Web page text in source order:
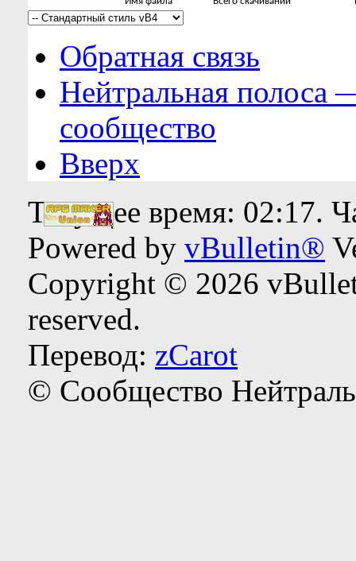
Обратная связь
Нейтральная полоса
сообщество
Вверх
Текущее время: 02:17.
Powered by vBulletin®
Copyright © 2026
reserved.
Перевод: zCarot
© Сообщество